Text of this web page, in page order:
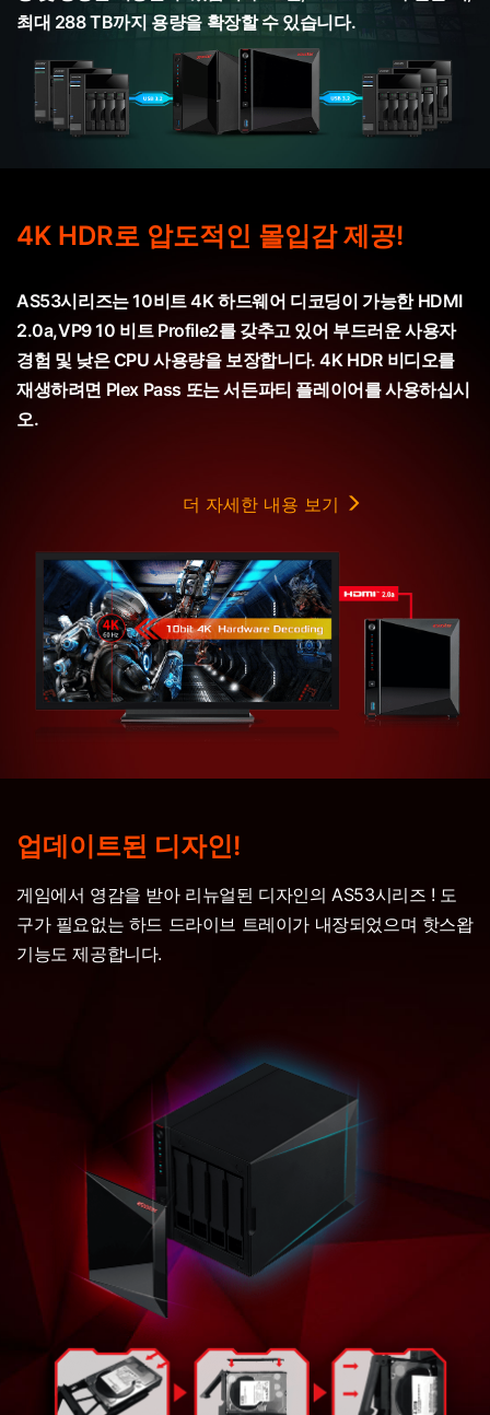
최대 288 TB까지 용량을 확장할 수 있습니다.
4K HDR로 압도적인 몰입감 제공!
AS53시리즈는 10비트 4K 하드웨어 디코딩이 가능한 HDMI
2.0a,VP9 10 비트 Profile2를 갖추고 있어 부드러운 사용자
경험 및 낮은 CPU 사용량을 보장합니다. 4K HDR 비디오를
재생하려면 Plex Pass 또는 서든파티 플레이어를 사용하십시
오.
더 자세한 내용 보기
업데이트된 디자인!
게임에서 영감을 받아 리뉴얼된 디자인의 AS53시리즈 ! 도
구가 필요없는 하드 드라이브 트레이가 내장되었으며 핫스왑
기능도 제공합니다.